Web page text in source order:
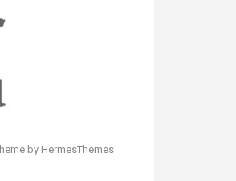
by HermesThemes